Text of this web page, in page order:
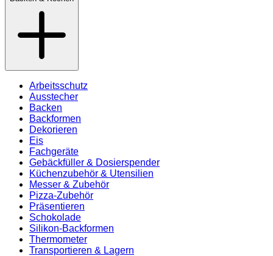
Arbeitsschutz
Ausstecher
Backen
Backformen
Dekorieren
Eis
Fachgeräte
Gebäckfüller & Dosierspender
Küchenzubehör & Utensilien
Messer & Zubehör
Pizza-Zubehör
Präsentieren
Schokolade
Silikon-Backformen
Thermometer
Transportieren & Lagern